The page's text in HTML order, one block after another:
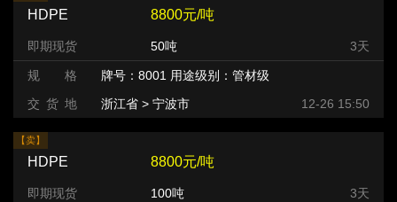
HDPE 8800元/吨
即期现货 50吨 3天
规 格
牌号：8001 用途级别：管材级
交 货 地
浙江省 > 宁波市 12-26 15:50
【卖】
HDPE 8800元/吨
即期现货 100吨 3天